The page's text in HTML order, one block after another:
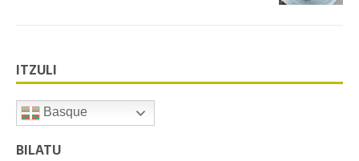
ITZULI
Basque
BILATU